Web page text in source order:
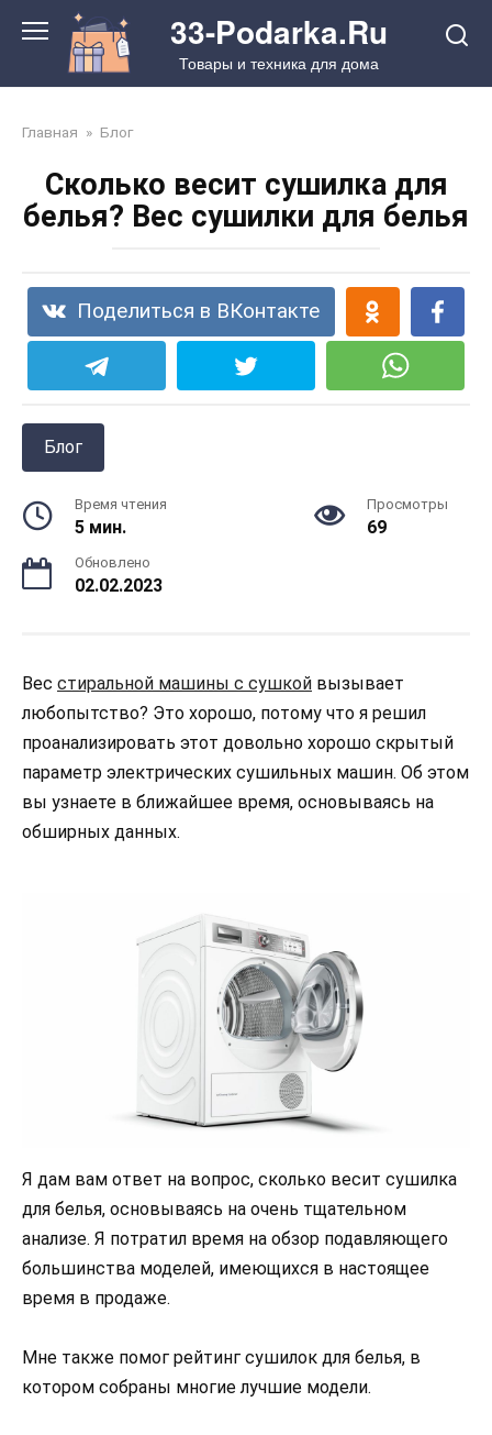
контенту
33-Podarka.Ru
Товары и техника для дома
Главная » Блог
Сколько весит сушилка для
белья? Вес сушилки для белья
Поделиться в ВКонтакте
Блог
Время чтения
5 мин.
Просмотры
69
Обновлено
02.02.2023
Вес стиральной машины с сушкой вызывает
любопытство? Это хорошо, потому что я решил
проанализировать этот довольно хорошо скрытый
параметр электрических сушильных машин. Об этом
вы узнаете в ближайшее время, основываясь на
обширных данных.
Я дам вам ответ на вопрос, сколько весит сушилка
для белья, основываясь на очень тщательном
анализе. Я потратил время на обзор подавляющего
большинства моделей, имеющихся в настоящее
время в продаже.
Мне также помог рейтинг сушилок для белья, в
котором собраны многие лучшие модели.